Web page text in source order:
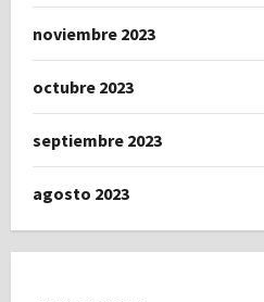
noviembre 2023
octubre 2023
septiembre 2023
agosto 2023